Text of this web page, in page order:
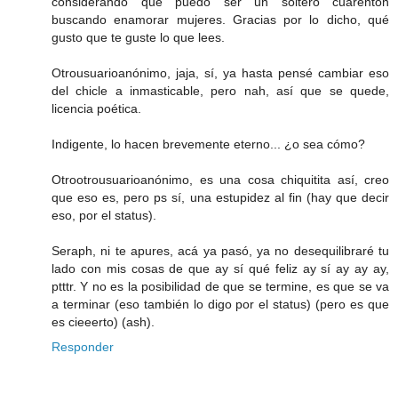
buscando enamorar mujeres. Gracias por lo dicho, qué
gusto que te guste lo que lees.
Otrousuarioanónimo, jaja, sí, ya hasta pensé cambiar eso
del chicle a inmasticable, pero nah, así que se quede,
licencia poética.
Indigente, lo hacen brevemente eterno... ¿o sea cómo?
Otrootrousuarioanónimo, es una cosa chiquitita así, creo
que eso es, pero ps sí, una estupidez al fin (hay que decir
eso, por el status).
Seraph, ni te apures, acá ya pasó, ya no desequilibraré tu
lado con mis cosas de que ay sí qué feliz ay sí ay ay ay,
ptttr. Y no es la posibilidad de que se termine, es que se va
a terminar (eso también lo digo por el status) (pero es que
es cieeerto) (ash).
Responder